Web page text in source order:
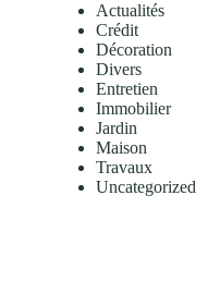
Actualités
Crédit
Décoration
Divers
Entretien
Immobilier
Jardin
Maison
Travaux
Uncategorized